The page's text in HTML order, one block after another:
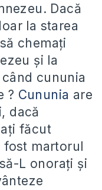
Dacă
la starea
chemaţi
şi la
cununia
? Cununia are
dacă
făcut
fost martorul
L onoraţi şi